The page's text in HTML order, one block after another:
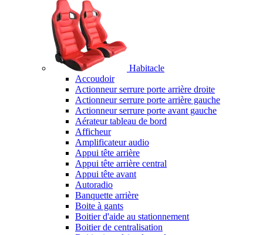
Habitacle
Accoudoir
Actionneur serrure porte arrière droite
Actionneur serrure porte arrière gauche
Actionneur serrure porte avant gauche
Aérateur tableau de bord
Afficheur
Amplificateur audio
Appui tête arrière
Appui tête arrière central
Appui tête avant
Autoradio
Banquette arrière
Boite à gants
Boitier d'aide au stationnement
Boitier de centralisation